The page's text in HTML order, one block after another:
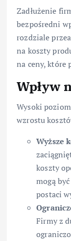
Zadłużenie
bezpośredni
rozdziale
na koszty
na ceny, które
Wpływ
Wysoki
wzrostu
Wyższe
koszty
mogą
postaci
Firmy z